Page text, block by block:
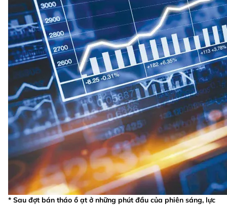
* Sau đợt bán tháo ồ ạt ở những phút đầu của phiên sáng, lực